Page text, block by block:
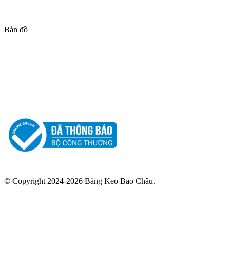
Bản đồ
© Copyright 2024-2026 Băng Keo Bảo Châu.